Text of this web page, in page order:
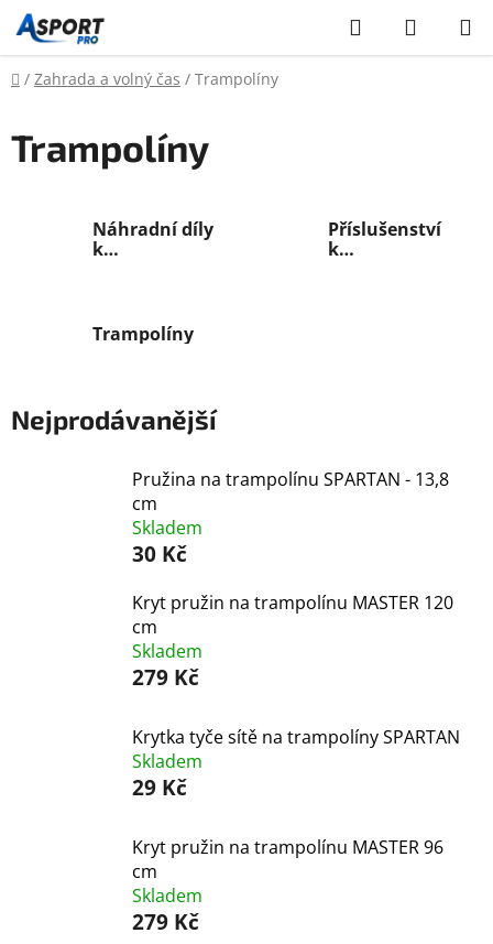
Přejít
na
obsah
Hledat
KOŠÍK
Domů
/ Zahrada a volný čas / Trampolíny
Trampolíny
Náhradní díly
k
Příslušenství
k
Trampolíny
Nejprodávanější
Pružina na trampolínu SPARTAN - 13,8
cm
Skladem
30 Kč
Kryt pružin na trampolínu MASTER 120
cm
Skladem
279 Kč
Krytka tyče sítě na trampolíny SPARTAN
Skladem
29 Kč
Kryt pružin na trampolínu MASTER 96
cm
Skladem
279 Kč